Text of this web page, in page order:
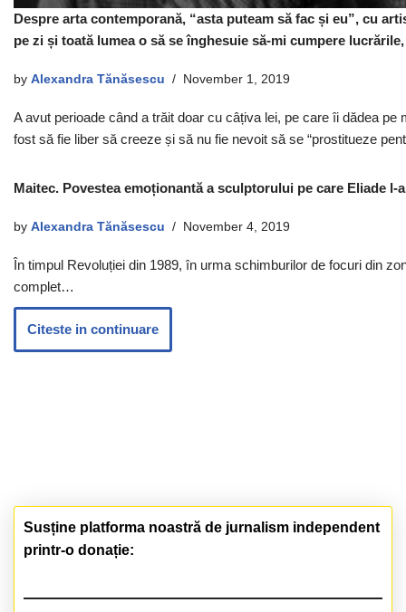
Despre arta contemporană, “asta puteam să fac și eu”, cu
pe zi și toată lumea o să se înghesuie să-mi cumpere
by Alexandra Tănăsescu November 1, 2019
A avut perioade când a trăit doar cu câțiva lei, pe care îi dădea
fost să fie liber să creeze și să nu fie nevoit să se “prostitueze
Maitec. Povestea emoționantă a sculptorului pe care Eliade
by Alexandra Tănăsescu November 4, 2019
În timpul Revoluției din 1989, în urma schimburilor de focuri din
complet…
Citeste in continuare
Susține platforma noastră de jurnalism independent
printr-o donație: